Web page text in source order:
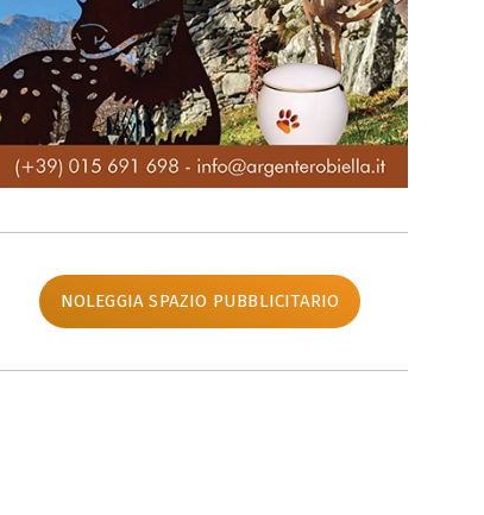
NOLEGGIA SPAZIO PUBBLICITARIO